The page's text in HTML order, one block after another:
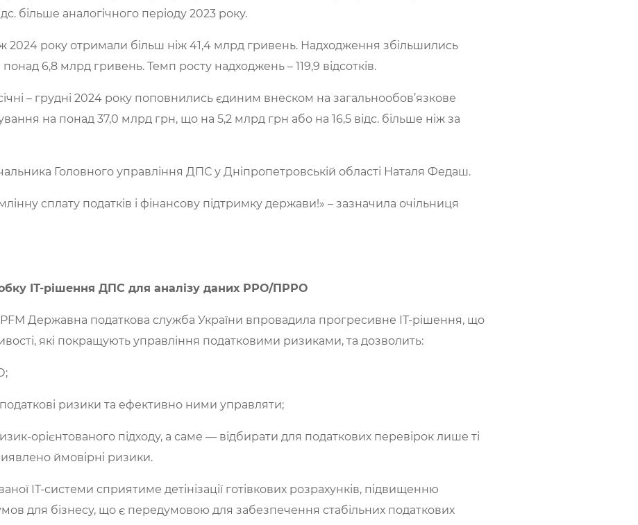
більше аналогічного періоду 2023 року.
2024 року отримали більш ніж 41,4 млрд гривень. Надходження збільшились
6,8 млрд гривень. Темп росту надходжень – 119,9 відсотків.
– грудні 2024 року поповнились єдиним внеском на загальнообов’язкове
на понад 37,0 млрд грн, що на 5,2 млрд грн або на 16,5 відс. більше ніж за
Головного управління ДПС у Дніпропетровській області Наталя Федаш.
сплату податків і фінансову підтримку держави!» – зазначила очільниця
ІТ-рішення ДПС для аналізу даних РРО/ПРРО
Державна податкова служба України впровадила прогресивне ІТ-рішення, що
які покращують управління податковими ризиками, та дозволить:
ризики та ефективно ними управляти;
орієнтованого підходу, а саме — відбирати для податкових перевірок лише ті
ймовірні ризики.
ІТ-системи сприятиме детінізації готівкових розрахунків, підвищенню
для бізнесу, що є передумовою для забезпечення стабільних податкових